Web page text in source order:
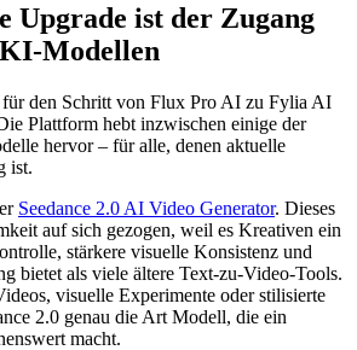
Upgrade ist der Zugang
Modellen
für den Schritt von Flux Pro AI zu Fylia AI
Plattform hebt inzwischen einige der
hervor – für alle, denen aktuelle
ist.
Seedance 2.0 AI Video Generator. Dieses
auf sich gezogen, weil es Kreativen ein
stärkere visuelle Konsistenz und
bietet als viele ältere Text-zu-Video-Tools.
visuelle Experimente oder stilisierte
2.0 genau die Art Modell, die ein
macht.